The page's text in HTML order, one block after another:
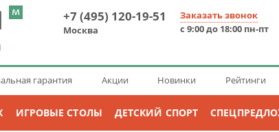
+7 (495) 120-19-51
Москва
Заказать звонок
с 9:00 до 18:00 пн-пт
гарантия Акции Новинки Рейтинги
ИГРОВЫЕ СТОЛЫ ДЕТСКИЙ СПОРТ